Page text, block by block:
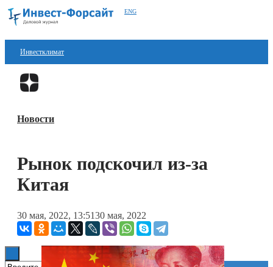
ENG
Инвестклимат
Финансы
Блокчейн
Книги
Новости
Рынок подскочил из-за
Китая
30 мая, 2022, 13:5130 мая, 2022